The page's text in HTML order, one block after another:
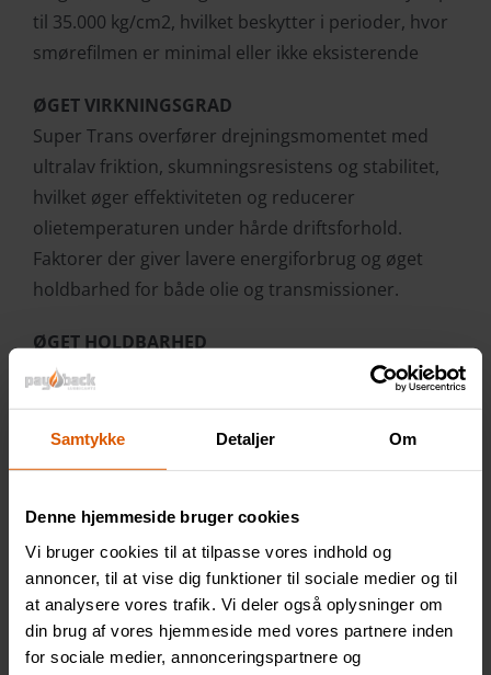
Samtykke Detaljer Om
Denne hjemmeside bruger cookies
Vi bruger cookies til at tilpasse vores indhold og
annoncer, til at vise dig funktioner til sociale medier og til
at analysere vores trafik. Vi deler også oplysninger om
din brug af vores hjemmeside med vores partnere inden
for sociale medier, annonceringspartnere og
til 35.000 kg/cm2, hvilket beskytter i perioder, hvor
smørefilmen er minimal eller ikke eksisterende
ØGET VIRKNINGSGRAD
Super Trans overfører drejningsmomentet med
ultralav friktion, skumningsresistens og stabilitet,
hvilket øger effektiviteten og reducerer
olietemperaturen under hårde driftsforhold.
Faktorer der giver lavere energiforbrug og øget
holdbarhed for ​​både olie og transmissioner.
ØGET HOLDBARHED
For hver 8-10°C en olie falder i driftstemperatur,
øges levetiden 100%! Super Trans sænker normalt
driftstemperaturen mere end 8°C
Over tid dannes belægninger og pakninger blive
hårde. Brug #408 Gear Flush før olieskift og #417
Pakningsrecond sammen med den ny olie som
genopretter renhed og olietryk.
FORDELE